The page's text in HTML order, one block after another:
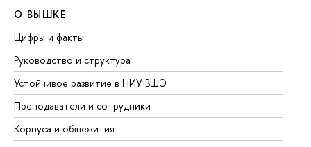
О ВЫШКЕ
Цифры и факты
Руководство и структура
Устойчивое развитие в НИУ ВШЭ
Преподаватели и сотрудники
Корпуса и общежития